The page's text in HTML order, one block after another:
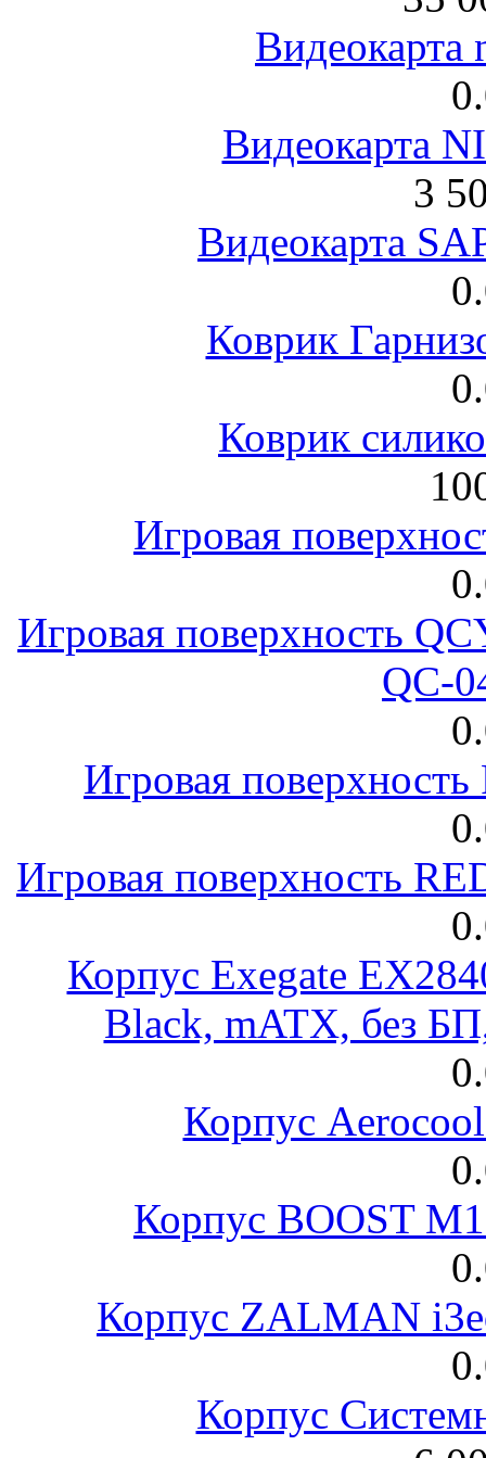
Видеокарта
Видеокарта
3
Видеокарта
Коврик
Коврик
Игровая
Игровая поверхность
QC-
Игровая
Игровая поверхность
Корпус Exegate
Black, mATX, без
Корпус
Корпус BOOST
Корпус ZALMAN
Корпус